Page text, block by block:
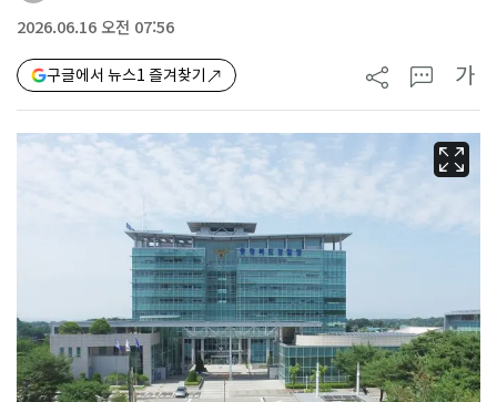
2026.06.16 오전 07:56
구글에서 뉴스1 즐겨찾기 가